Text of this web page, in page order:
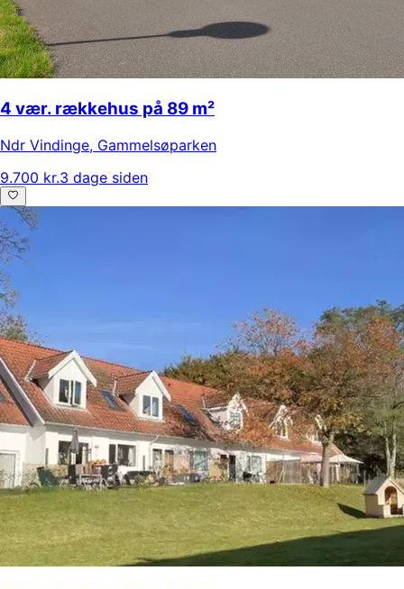
4 vær. rækkehus på 89 m²
Ndr Vindinge, Gammelsøparken
9.700 kr.3 dage siden